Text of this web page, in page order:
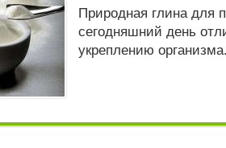
Природная глина для
сегодняшний день
укреплению